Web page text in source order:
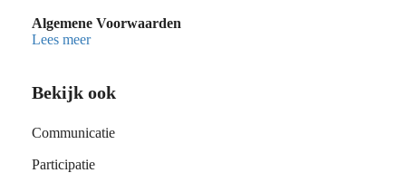
Algemene Voorwaarden
Lees meer
Bekijk ook
Communicatie
Participatie